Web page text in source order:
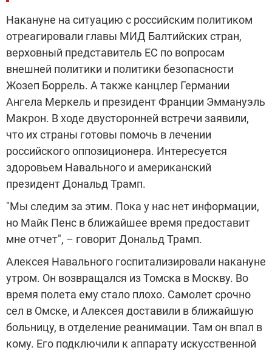
Накануне на ситуацию с российским политиком
отреагировали главы МИД Балтийских стран,
верховный представитель ЕС по вопросам
внешней политики и политики безопасности
Жозеп Боррель. А также канцлер Германии
Ангела Меркель и президент Франции Эммануэль
Макрон. В ходе двусторонней встречи заявили,
что их страны готовы помочь в лечении
российского оппозиционера. Интересуется
здоровьем Навального и американский
президент Дональд Трамп.
"Мы следим за этим. Пока у нас нет информации,
но Майк Пенс в ближайшее время предоставит
мне отчет", – говорит Дональд Трамп.
Алексея Навального госпитализировали накануне
утром. Он возвращался из Томска в Москву. Во
время полета ему стало плохо. Самолет срочно
сел в Омске, и Алексея доставили в ближайшую
больницу, в отделение реанимации. Там он впал в
кому. Его подключили к аппарату искусственной